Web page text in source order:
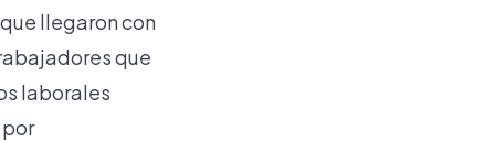
llegaron con
que
laborales